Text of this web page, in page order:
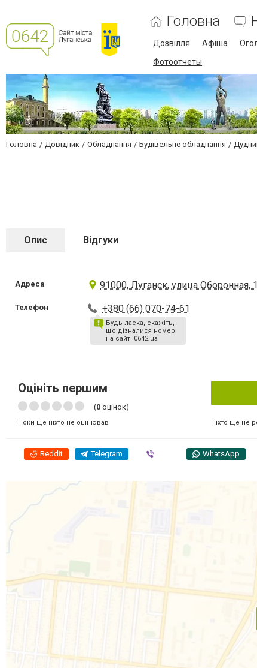
Головна
Дозвілля Афіша
Фотоотчеты
Головна Довідник Обладнання Будівельне обладнання
Опис Відгуки
Адреса 91000, Луганск, улица Оборонная,
Телефон +380 (66) 070-74-61
Будь ласка, скажіть,
що дізналися номер
на сайті 0642.ua
Оцініть першим
(0 оцінок)
Поки ще ніхто не оцінював Ніхто ще не
Reddit Telegram WhatsApp